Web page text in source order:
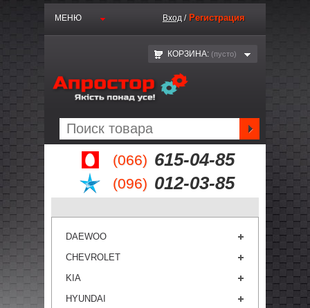
(066) 615-04-85
(096) 012-03-85
МЕНЮ Вход / Регистрация
КОРЗИНА: (пустo)
DAEWOO
CHEVROLET
KIA
HYUNDAI